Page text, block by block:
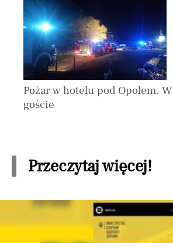
Pożar w hotelu pod Opolem.
goście
Przeczytaj więcej!